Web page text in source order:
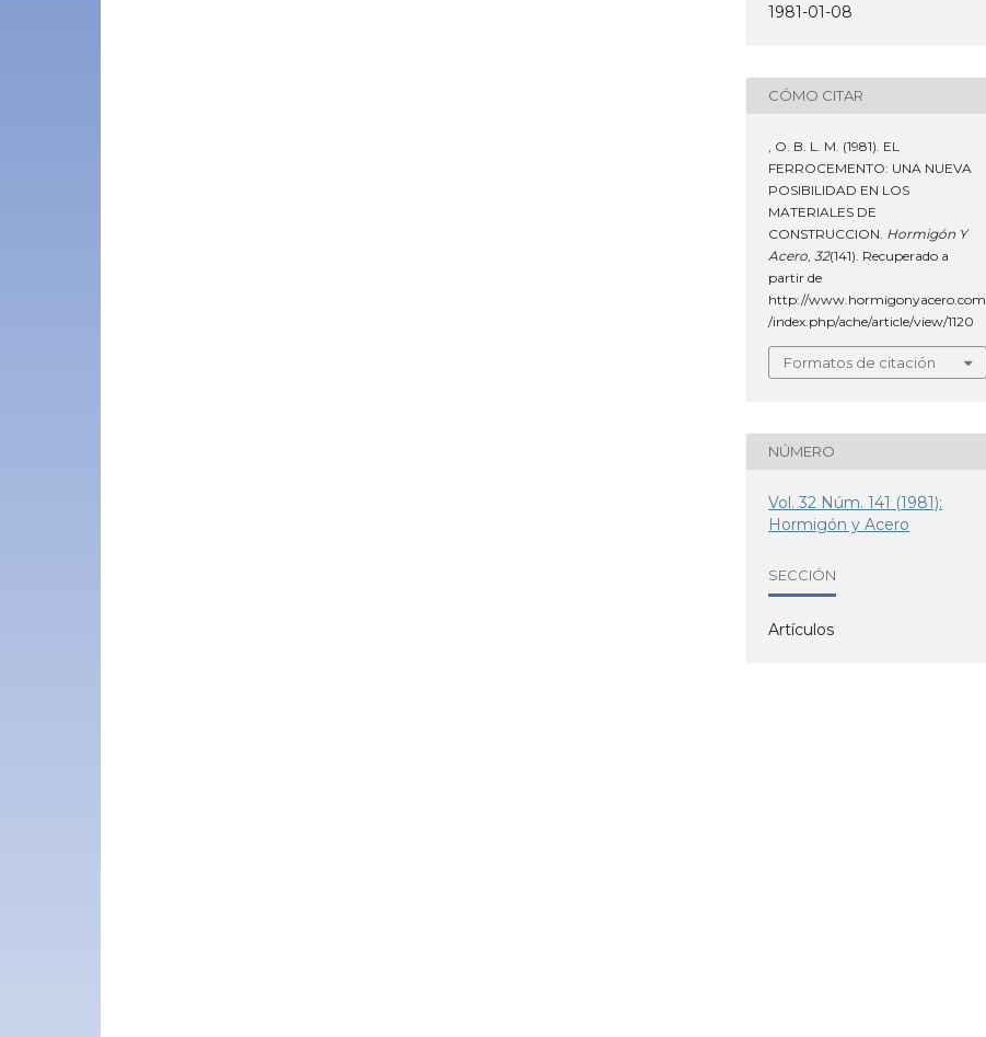
1981-01-08
CÓMO CITAR
, O. B. L. M. (1981). EL
FERROCEMENTO: UNA NUEVA
POSIBILIDAD EN LOS
MATERIALES DE
CONSTRUCCION. Hormigón Y
Acero 32(141). Recuperado a
partir de
http://www.hormigonyacero.com
/index.php/ache/article/view/1120
Formatos de citación
NÚMERO
Vol. 32 Núm. 141 (1981):
Hormigón y Acero
SECCIÓN
Artículos